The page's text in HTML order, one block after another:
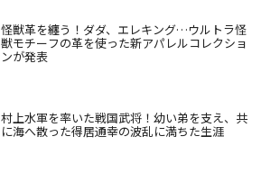
怪獣革を纏う！ダダ、エレキング…ウルトラ怪
獣モチーフの革を使った新アパレルコレクショ
ンが発表
村上水軍を率いた戦国武将！幼い弟を支え、共
に海へ散った得居通幸の波乱に満ちた生涯